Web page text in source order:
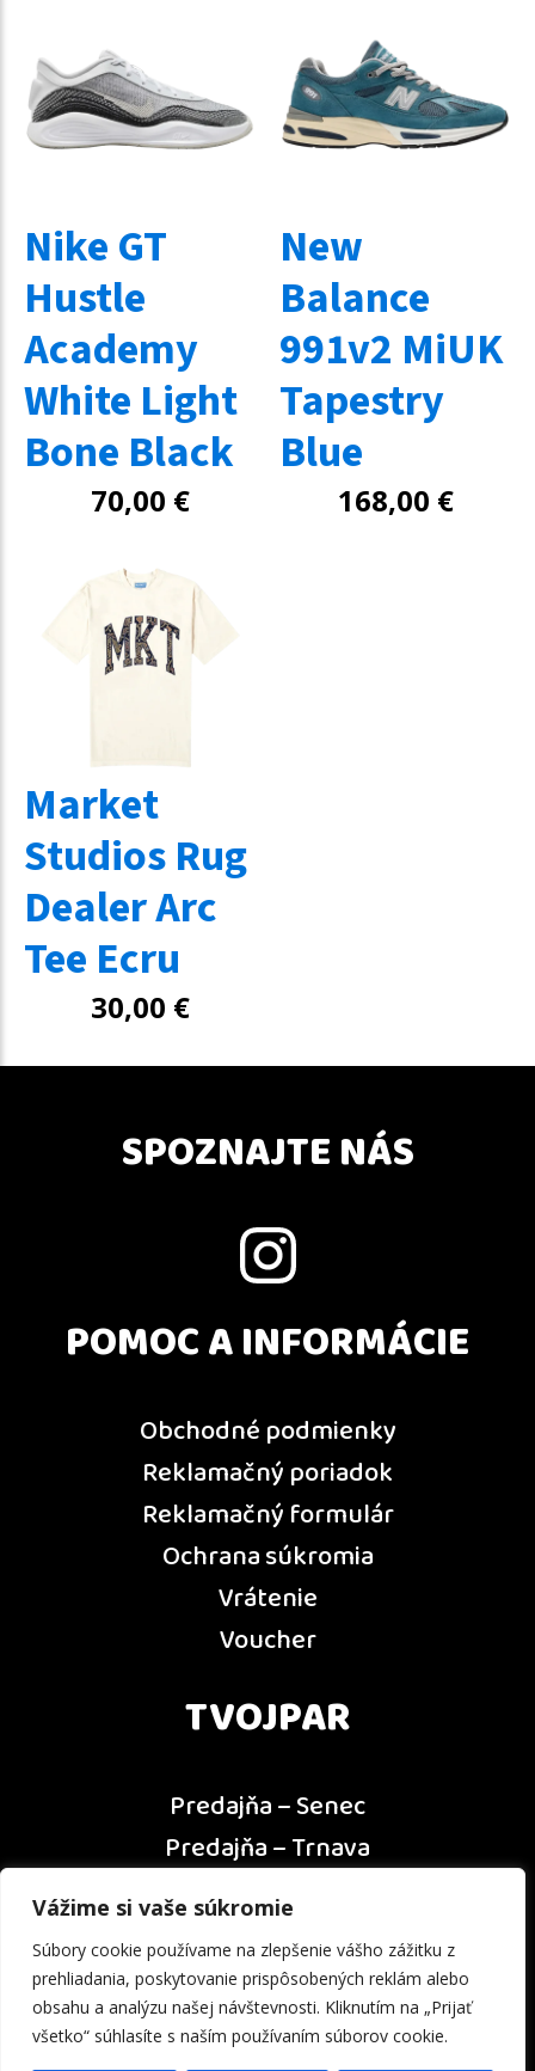
Vážime si vaše súkromie
Súbory cookie používame na zlepšenie vášho zážitku z
prehliadania, poskytovanie prispôsobených reklám alebo
obsahu a analýzu našej návštevnosti. Kliknutím na „Prijať
všetko“ súhlasíte s naším používaním súborov cookie.
Nike GT
Hustle
Academy
White Light
Bone Black
70,00 €
New
Balance
991v2 MiUK
Tapestry
Blue
168,00 €
Market
Studios Rug
Dealer Arc
Tee Ecru
30,00 €
SPOZNAJTE NÁS
POMOC A INFORMÁCIE
Obchodné podmienky
Reklamačný poriadok
Reklamačný formulár
Ochrana súkromia
Vrátenie
Voucher
TVOJPAR
Predajňa – Senec
Predajňa – Trnava
Predajňa – Dunajská Streda
Predajňa – Nitra
Kontakt